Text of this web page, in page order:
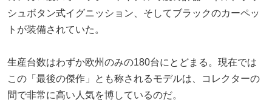
シュボタン式イグニッション、そしてブラックのカーペッ
トが装備されていた。
生産台数はわずか欧州のみの180台にとどまる。現在では
この「最後の傑作」とも称されるモデルは、コレクターの
間で非常に高い人気を博しているのだ。